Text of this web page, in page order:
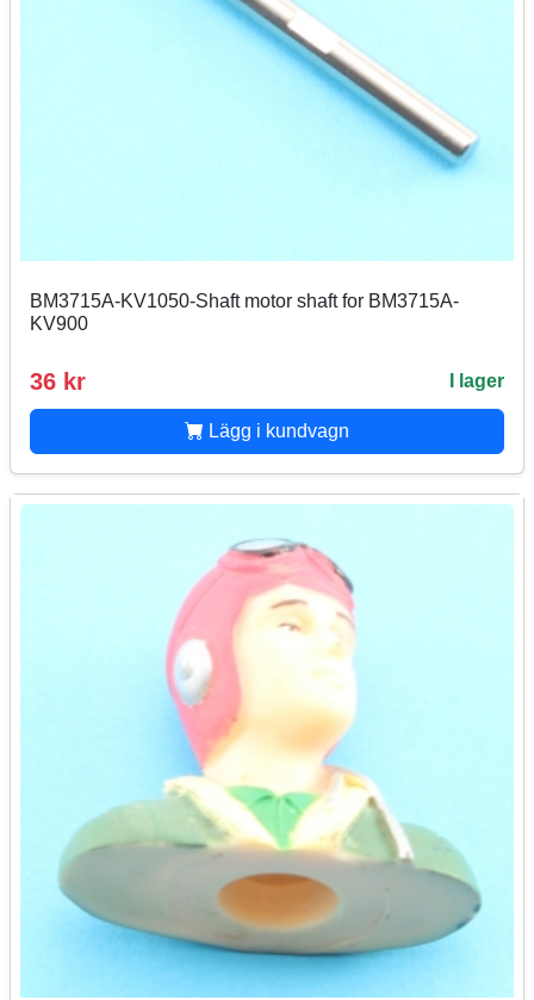
BM3715A-KV1050-Shaft motor shaft for BM3715A-
KV900
36 kr I lager
Lägg i kundvagn